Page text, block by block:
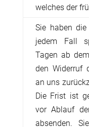
welches der
Sie haben
jedem Fall
Tagen ab
den Widerruf
an uns
Die Frist ist
vor Ablauf
absenden.